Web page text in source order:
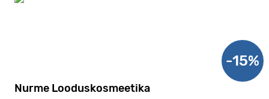
Nurme Looduskosmeetika
-15%